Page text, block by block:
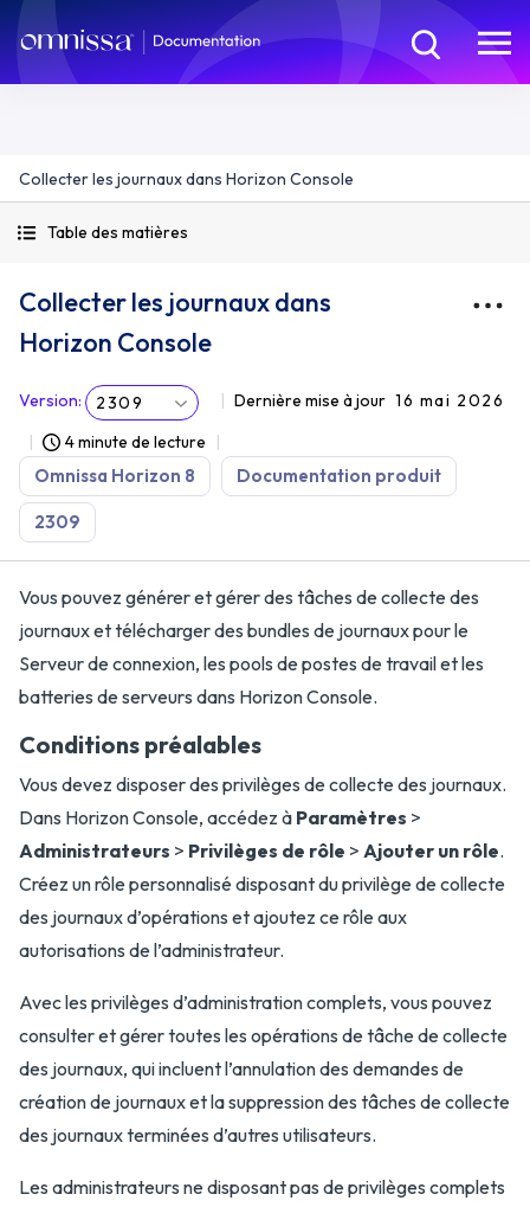
Collecter les journaux dans Horizon Console
Table des matières
Collecter les journaux dans
Horizon Console
Version: 2309 Dernière mise à jour 16 mai 2026
4 minute de lecture
Omnissa Horizon 8 Documentation produit
2309
Vous pouvez générer et gérer des tâches de collecte des
journaux et télécharger des bundles de journaux pour le
Serveur de connexion, les pools de postes de travail et les
batteries de serveurs dans Horizon Console.
Conditions préalables
Vous devez disposer des privilèges de collecte des journaux.
Dans Horizon Console, accédez à Paramètres >
Administrateurs > Privilèges de rôle > Ajouter un rôle.
Créez un rôle personnalisé disposant du privilège de collecte
des journaux d’opérations et ajoutez ce rôle aux
autorisations de l’administrateur.
Avec les privilèges d’administration complets, vous pouvez
consulter et gérer toutes les opérations de tâche de collecte
des journaux, qui incluent l’annulation des demandes de
création de journaux et la suppression des tâches de collecte
des journaux terminées d’autres utilisateurs.
Les administrateurs ne disposant pas de privilèges complets